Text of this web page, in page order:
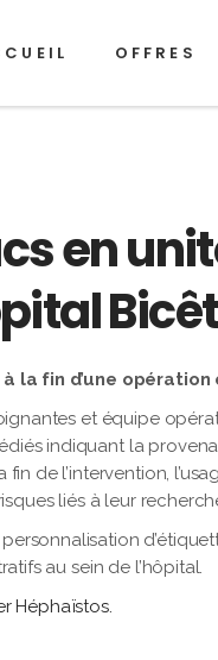
OFFRES
en
la fin d’une
et équipe
indiquant la
de l’intervention,
liés à leur
au sein de l’hôpital.
Héphaïstos.